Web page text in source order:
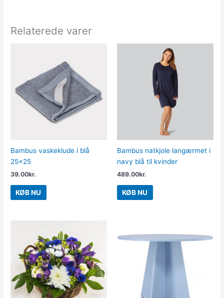
Relaterede varer
Bambus vaskeklude i blå
25×25
39.00kr.
KØB NU
Bambus natkjole langærmet i
navy blå til kvinder
489.00kr.
KØB NU